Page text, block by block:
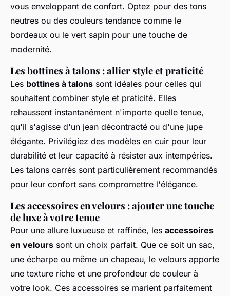
vous enveloppant de confort. Optez pour des tons
neutres ou des couleurs tendance comme le
bordeaux ou le vert sapin pour une touche de
modernité.
Les bottines à talons : allier style et praticité
Les bottines à talons sont idéales pour celles qui
souhaitent combiner style et praticité. Elles
rehaussent instantanément n'importe quelle tenue,
qu'il s'agisse d'un jean décontracté ou d'une jupe
élégante. Privilégiez des modèles en cuir pour leur
durabilité et leur capacité à résister aux intempéries.
Les talons carrés sont particulièrement recommandés
pour leur confort sans compromettre l'élégance.
Les accessoires en velours : ajouter une touche
de luxe à votre tenue
Pour une allure luxueuse et raffinée, les accessoires
en velours sont un choix parfait. Que ce soit un sac,
une écharpe ou même un chapeau, le velours apporte
une texture riche et une profondeur de couleur à
votre look. Ces accessoires se marient parfaitement